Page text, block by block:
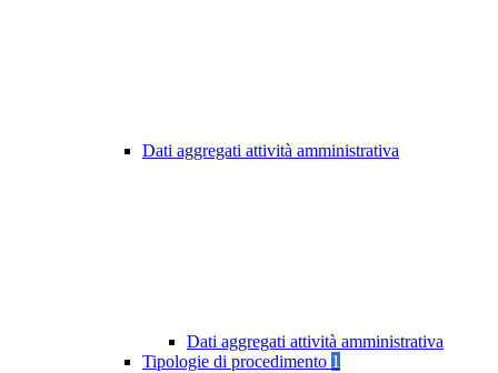
Dati aggregati attività amministrativa
Dati aggregati attività amministrativa
Tipologie di procedimento 1